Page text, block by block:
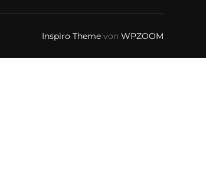
Inspiro Theme von WPZOOM